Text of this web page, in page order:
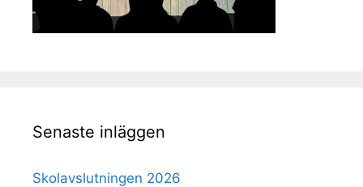
Senaste inläggen
Skolavslutningen 2026